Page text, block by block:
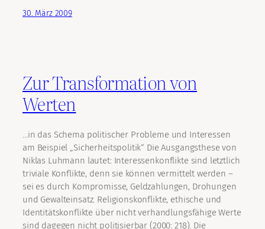
30. März 2009
Zur Transformation von
Werten
…in das Schema politischer Probleme und Interessen
am Beispiel „Sicherheitspolitik“ Die Ausgangsthese von
Niklas Luhmann lautet: Interessenkonflikte sind letztlich
triviale Konflikte, denn sie können vermittelt werden –
sei es durch Kompromisse, Geldzahlungen, Drohungen
und Gewalteinsatz. Religionskonflikte, ethische und
Identitätskonflikte über nicht verhandlungsfähige Werte
sind dagegen nicht politisierbar (2000: 218). Die